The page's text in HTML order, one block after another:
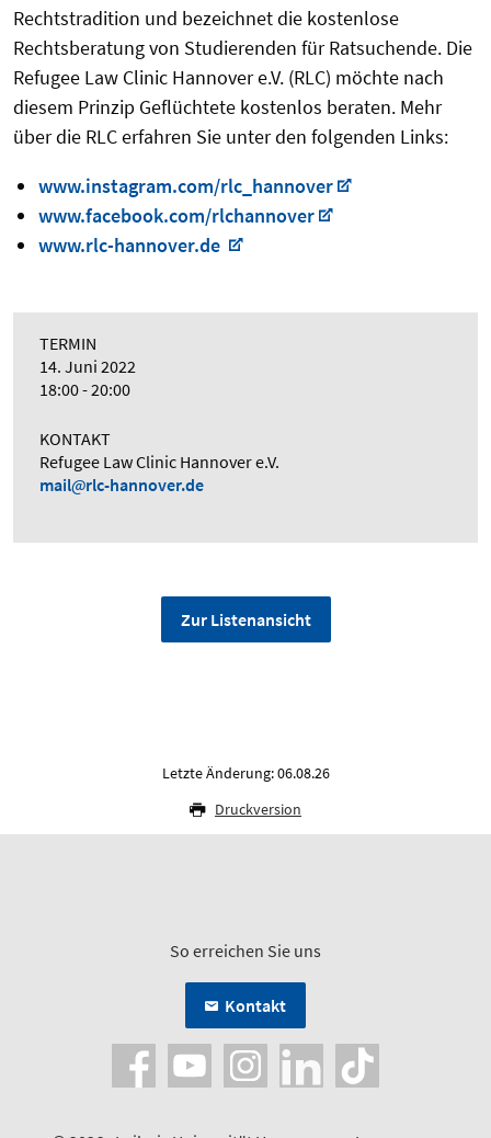
Rechtstradition und bezeichnet die kostenlose
Rechtsberatung von Studierenden für Ratsuchende. Die
Refugee Law Clinic Hannover e.V. (RLC) möchte nach
diesem Prinzip Geflüchtete kostenlos beraten. Mehr
über die RLC erfahren Sie unter den folgenden Links:
www.instagram.com/rlc_hannover
www.facebook.com/rlchannover
www.rlc-hannover.de
TERMIN
14. Juni 2022
18:00 - 20:00
KONTAKT
Refugee Law Clinic Hannover e.V.
mail
rlc-hannover.de
Zur Listenansicht
Letzte Änderung: 06.08.26
Druckversion
So erreichen Sie uns
Kontakt